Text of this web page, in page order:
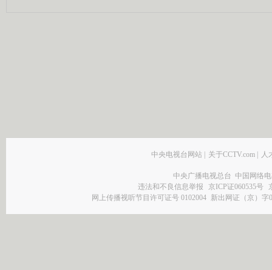
中央电视台网站 | 关于CCTV.com | 人
中央广播电视总台 中国网络
违法和不良信息举报
京ICP证060535号
网上传播视听节目许可证号 0102004 新出网证（京）